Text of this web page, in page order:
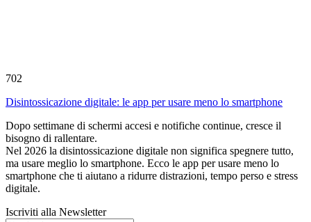
702
Disintossicazione digitale: le app per usare meno lo smartphone
Dopo settimane di schermi accesi e notifiche continue, cresce il
bisogno di rallentare.
Nel 2026 la disintossicazione digitale non significa spegnere tutto,
ma usare meglio lo smartphone. Ecco le app per usare meno lo
smartphone che ti aiutano a ridurre distrazioni, tempo perso e stress
digitale.
Iscriviti alla Newsletter